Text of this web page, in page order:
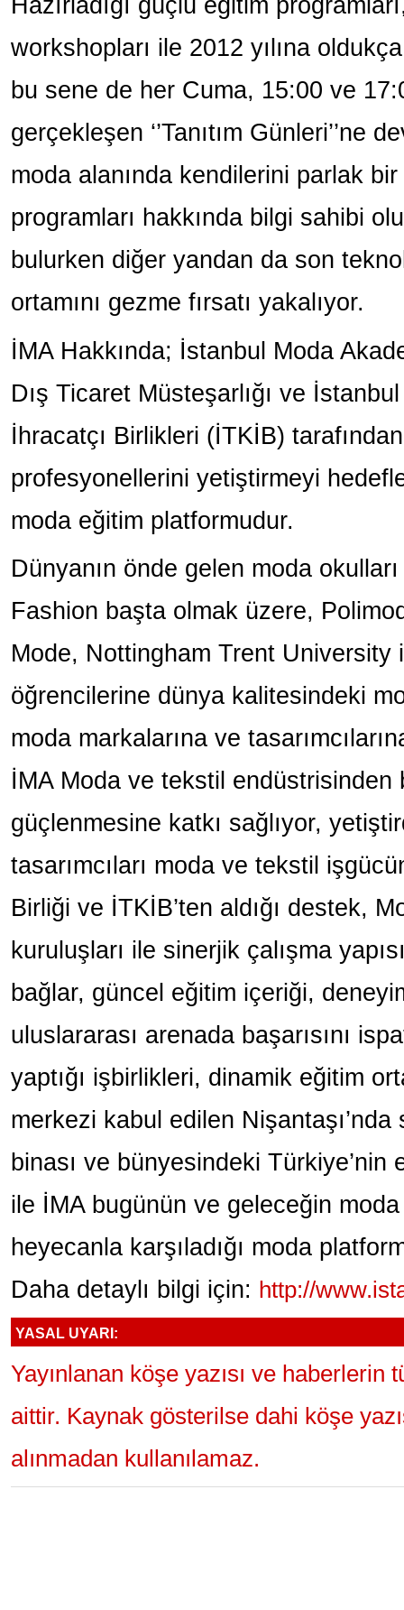
workshopları ile 2012 yılına
bu sene de her Cuma, 15:00 ve
gerçekleşen ‘’Tanıtım Günleri’’ne
moda alanında kendilerini parlak
programları hakkında bilgi sahibi
bulurken diğer yandan da son
ortamını gezme fırsatı yakalıyor.
İMA Hakkında; İstanbul Moda
Dış Ticaret Müsteşarlığı ve
İhracatçı Birlikleri (İTKİB)
profesyonellerini yetiştirmeyi
moda eğitim platformudur.
Dünyanın önde gelen moda
Fashion başta olmak üzere,
Mode, Nottingham Trent University
öğrencilerine dünya kalitesindeki
moda markalarına ve
İMA Moda ve tekstil endüstrisinden
güçlenmesine katkı sağlıyor,
tasarımcıları moda ve tekstil
Birliği ve İTKİB’ten aldığı destek,
kuruluşları ile sinerjik çalışma
bağlar, güncel eğitim içeriği,
uluslararası arenada başarısını
yaptığı işbirlikleri, dinamik eğitim
merkezi kabul edilen
binası ve bünyesindeki
ile İMA bugünün ve geleceğin
heyecanla karşıladığı moda
Daha detaylı bilgi için: http://
YASAL UYARI:
Yayınlanan köşe yazısı ve haberlerin
aittir. Kaynak gösterilse dahi köşe
alınmadan kullanılamaz.